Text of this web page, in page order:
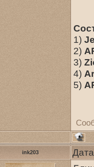
1)
2)
3)
4)
5)
ink203